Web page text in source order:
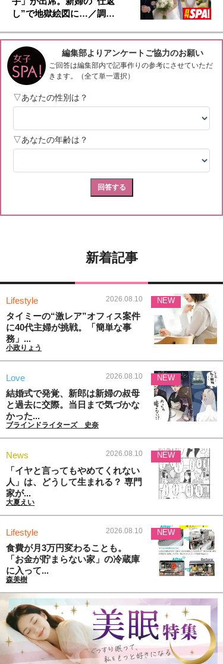
し”で地獄絵図に…／調…
新着記事
Lifestyle 2026.08.10
タイミーの“激レア”オフィス案件
に40代主婦が挑戦。「簡単な事
務」...
小政りょう
NEW
Love 2026.08.10
結婚式で発覚、新郎は新婦の叔母
と過去に交際。当日まで気づかな
かった...
ブラインドライターズ 史奈
NEW
News 2026.08.10
「イヤと言ってもやめてくれない
人」は、どうして生まれる？ 専門
家が...
大夏えい
NEW
Lifestyle 2026.08.10
食費が月3万円変わることも。
「お金が貯まらない家」の冷蔵庫
に入って...
森美樹
NEW